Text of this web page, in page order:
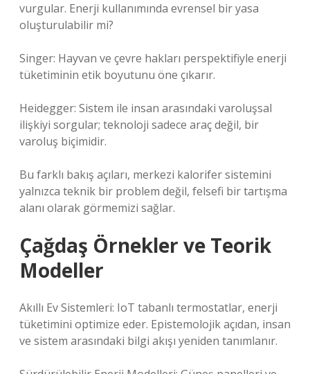
vurgular. Enerji kullanımında evrensel bir yasa
oluşturulabilir mi?
Singer: Hayvan ve çevre hakları perspektifiyle enerji
tüketiminin etik boyutunu öne çıkarır.
Heidegger: Sistem ile insan arasındaki varoluşsal
ilişkiyi sorgular; teknoloji sadece araç değil, bir
varoluş biçimidir.
Bu farklı bakış açıları, merkezi kalorifer sistemini
yalnızca teknik bir problem değil, felsefi bir tartışma
alanı olarak görmemizi sağlar.
Çağdaş Örnekler ve Teorik
Modeller
Akıllı Ev Sistemleri: IoT tabanlı termostatlar, enerji
tüketimini optimize eder. Epistemolojik açıdan, insan
ve sistem arasındaki bilgi akışı yeniden tanımlanır.